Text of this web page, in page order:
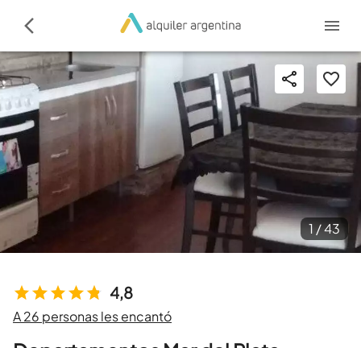
4,8
A 26 personas les encantó
1 /43